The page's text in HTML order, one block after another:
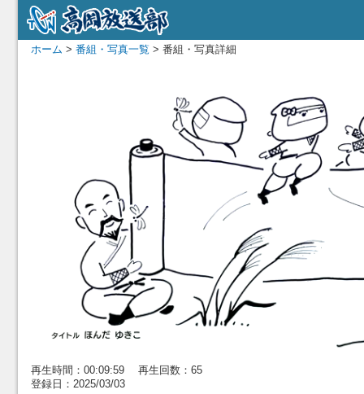
ホーム > 番組・写真一覧 > 番組・写真詳細
再生時間：00:09:59 再生回数：65
登録日：2025/03/03